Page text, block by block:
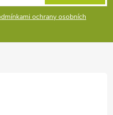
ochrany osobních